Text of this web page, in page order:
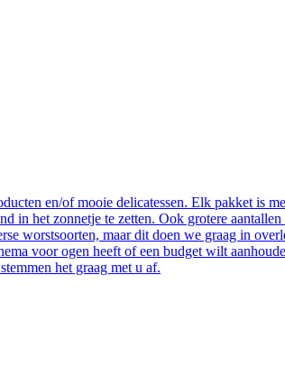
en/of mooie delicatessen. Elk pakket is
in het zonnetje te zetten. Ook grotere
worstsoorten, maar dit doen we graag in
voor ogen heeft of een budget wilt
het graag met u af.